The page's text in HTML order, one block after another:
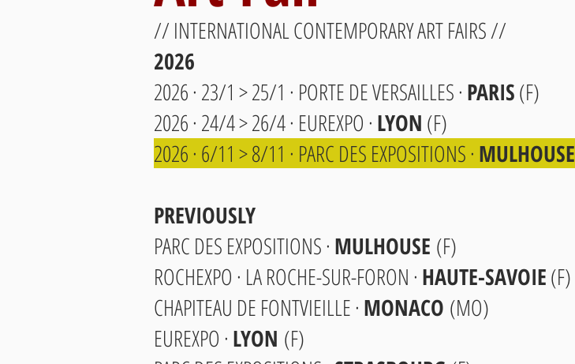
// INTERNATIONAL CONTEMPORARY ART FAIRS //​​
2026
2026 · 23/1 > 25/1 · PORTE DE VERSAILLES · PARIS(F)
2026 · 24/4 > 26/4 · EUREXPO · LYON (F)
2026 · 6/11 > 8/11 · PARC DES EXPOSITIONS · MULHOUSE
PREVIOUSLY
PARC DES EXPOSITIONS · MULHOUSE (F)
ROCHEXPO · LA ROCHE-SUR-FORON · HAUTE-SAVOIE(F)
CHAPITEAU DE FONTVIEILLE · MONACO (MO)
EUREXPO · LYON (F)